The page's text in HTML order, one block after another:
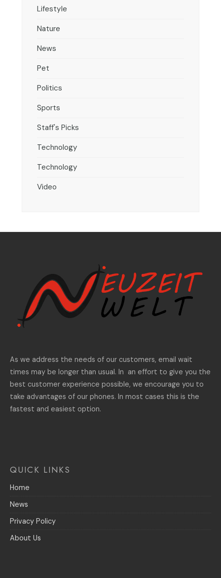
Lifestyle
Nature
News
Pet
Politics
Sports
Staff's Picks
Technology
Technology
Video
As we address the needs of our customers, email wait
times may be longer than usual. In an effort to give you the
best customer experience possible, we encourage you to
take advantages of our phones. In most cases this is the
fastest and easiest option.
QUICK LINKS
Home
News
Privacy Policy
About Us